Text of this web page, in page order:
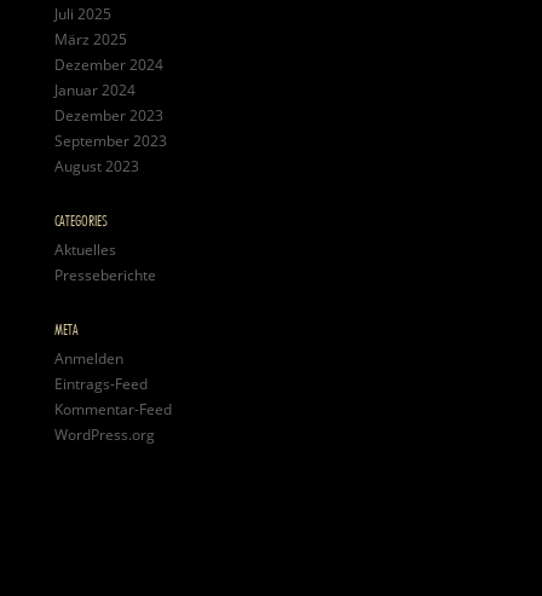
Juli 2025
März 2025
Dezember 2024
Januar 2024
Dezember 2023
September 2023
August 2023
CATEGORIES
Aktuelles
Presseberichte
META
Anmelden
Eintrags-Feed
Kommentar-Feed
WordPress.org